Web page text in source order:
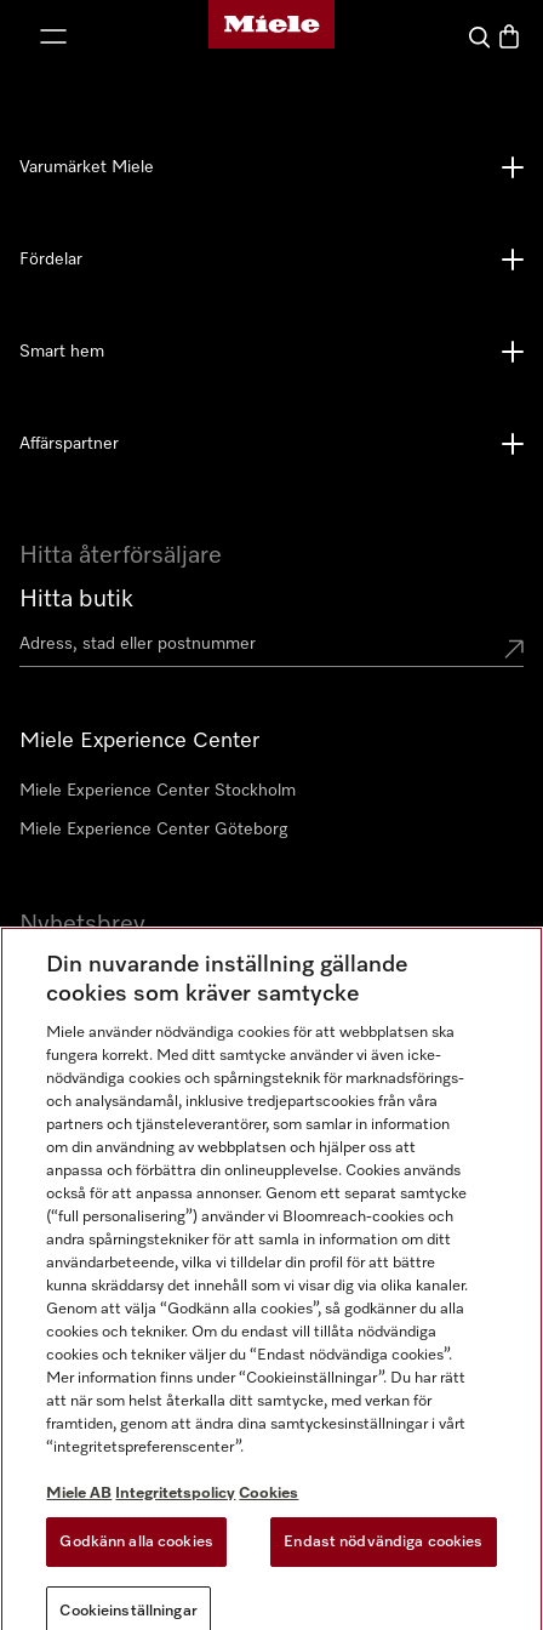
Mieles hemsida
Sök
Hitta återförsäljare
Hitta butik
Miele Experience Center
Miele Experience Center Stockholm
Miele Experience Center Göteborg
Nyhetsbrev
Gå med i vår gemenskap
Varumärket Miele
Fördelar
Smart hem
Affärspartner
Miele AB
Allmänna villkor
Användarvillkor
Miele tillgänglighetsförklaring
Lagen om digitala tjänster
Miele på LinkedIn
Miele på Facebook
Miele på Instagram
Miele på Youtube
Din nuvarande inställning gällande
cookies som kräver samtycke
Miele använder nödvändiga cookies för att webbplatsen ska
fungera korrekt. Med ditt samtycke använder vi även icke-
nödvändiga cookies och spårningsteknik för marknadsförings-
och analysändamål, inklusive tredjepartscookies från våra
partners och tjänsteleverantörer, som samlar in information
om din användning av webbplatsen och hjälper oss att
anpassa och förbättra din onlineupplevelse. Cookies används
också för att anpassa annonser. Genom ett separat samtycke
(“full personalisering”) använder vi Bloomreach-cookies och
andra spårningstekniker för att samla in information om ditt
användarbeteende, vilka vi tilldelar din profil för att bättre
kunna skräddarsy det innehåll som vi visar dig via olika kanaler.
Genom att välja “Godkänn alla cookies”, så godkänner du alla
cookies och tekniker. Om du endast vill tillåta nödvändiga
cookies och tekniker väljer du “Endast nödvändiga cookies”.
Mer information finns under “Cookieinställningar”. Du har rätt
att när som helst återkalla ditt samtycke, med verkan för
framtiden, genom att ändra dina samtyckesinställningar i vårt
“integritetspreferenscenter”.
Miele AB Integritetspolicy Cookies
Godkänn alla cookies Endast nödvändiga cookies
Cookieinställningar